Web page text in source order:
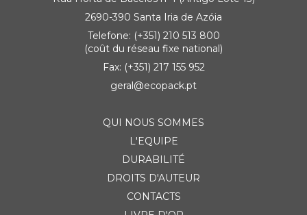
2690-390 Santa Iria de Azóia
Telefone: (+351) 210 513 800
(coût du réseau fixe national)
Fax: (+351) 217 155 952
geral@ecopack.pt
QUI NOUS SOMMES
L'EQUIPE
DURABILITÉ
DROITS D'AUTEUR
CONTACTS